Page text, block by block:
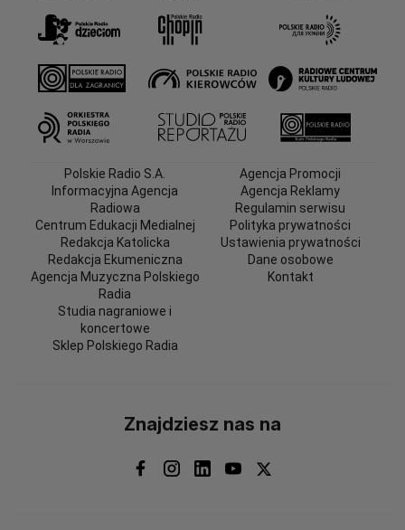
Polskie Radio S.A.
Informacyjna Agencja
Radiowa
Centrum Edukacji Medialnej
Redakcja Katolicka
Redakcja Ekumeniczna
Agencja Muzyczna Polskiego
Radia
Studia nagraniowe i
koncertowe
Sklep Polskiego Radia
Agencja Promocji
Agencja Reklamy
Regulamin serwisu
Polityka prywatności
Ustawienia prywatności
Dane osobowe
Kontakt
Znajdziesz nas na